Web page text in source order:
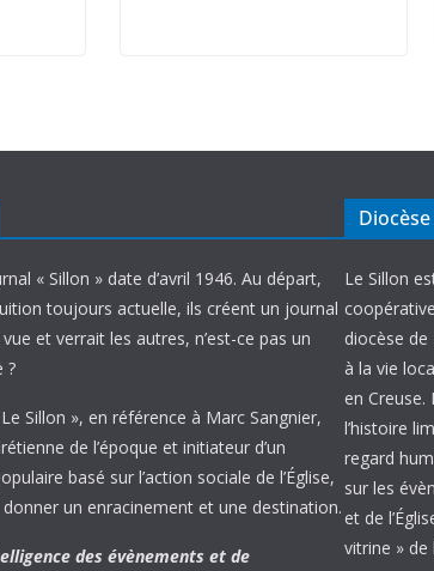
« Sillon » date d’avril 1946. Au départ,
toujours actuelle, ils créent un journal
et verrait les autres, n’est-ce pas un
?
Sillon », en référence à Marc Sangnier,
de l’époque et initiateur d’un
basé sur l’action sociale de l’Église,
un enracinement et une destination.
des évènements et de
Le Sillon
diocèse
à la vie
en Creuse.
l’histoire
regard
sur les
et de
vitrine » de